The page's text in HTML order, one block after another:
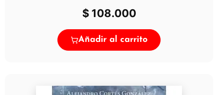
$108.000
Añadir al carrito